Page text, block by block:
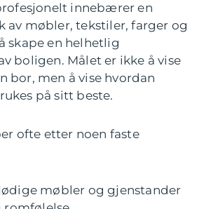
innebærer en
av møbler, tekstiler, farger og
skape en helhetlig
boligen. Målet er ikke å vise
bor, men å vise hvordan
på sitt beste.
ofte etter noen faste
møbler og gjenstander